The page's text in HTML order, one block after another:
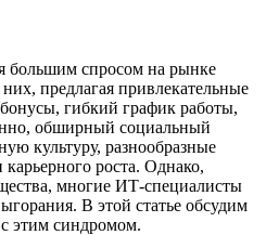
большим спросом на рынке
предлагая привлекательные
гибкий график работы,
обширный социальный
культуру, разнообразные
роста. Однако,
многие ИТ-специалисты
В этой статье обсудим
этим синдромом.